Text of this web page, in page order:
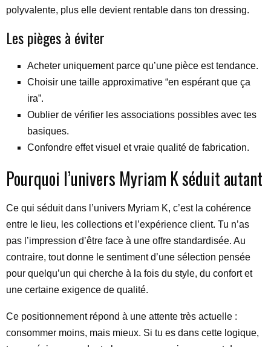
polyvalente, plus elle devient rentable dans ton dressing.
Les pièges à éviter
Acheter uniquement parce qu’une pièce est tendance.
Choisir une taille approximative “en espérant que ça
ira”.
Oublier de vérifier les associations possibles avec tes
basiques.
Confondre effet visuel et vraie qualité de fabrication.
Pourquoi l’univers Myriam K séduit autant
Ce qui séduit dans l’univers Myriam K, c’est la cohérence
entre le lieu, les collections et l’expérience client. Tu n’as
pas l’impression d’être face à une offre standardisée. Au
contraire, tout donne le sentiment d’une sélection pensée
pour quelqu’un qui cherche à la fois du style, du confort et
une certaine exigence de qualité.
Ce positionnement répond à une attente très actuelle :
consommer moins, mais mieux. Si tu es dans cette logique,